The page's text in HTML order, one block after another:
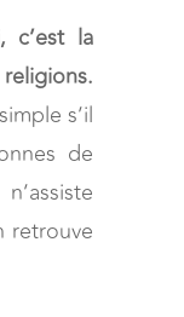
c’est la
s’il
de
retrouve